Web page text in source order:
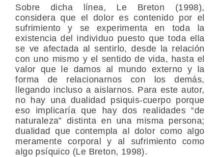
Sobre dicha línea, Le Breton (1998),
considera que el dolor es contenido por el
sufrimiento y se experimenta en toda la
existencia del individuo puesto que toda ella
se ve afectada al sentirlo, desde la relación
con uno mismo y el sentido de vida, hasta el
valor que le damos al mundo externo y la
forma de relacionarnos con los demás,
llegando incluso a aislarnos. Para este autor,
no hay una dualidad psiquis-cuerpo porque
eso implicaría que hay dos realidades “de
naturaleza” distinta en una misma persona;
dualidad que contempla al dolor como algo
meramente corporal y al sufrimiento como
algo psíquico (Le Breton, 1998).